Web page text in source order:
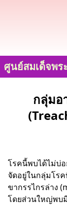
ศูนย์สมเด็จพร
กลุ่มอ
โรคนี้พบได้ไม่บ่อ
จัดอยู่ในกลุ่มโร
ขากรรไกรล่าง
โดยส่วนใหญ่พบ